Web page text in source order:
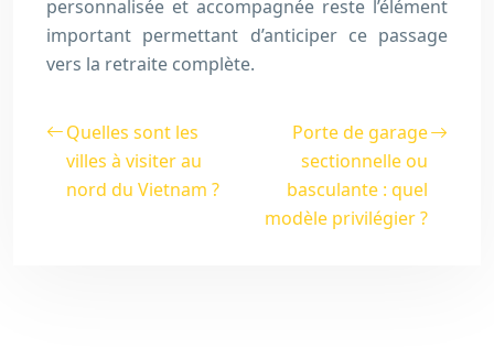
personnalisée et accompagnée reste l’élément
important permettant d’anticiper ce passage
vers la retraite complète.
Quelles sont les
villes à visiter au
nord du Vietnam ?
Porte de garage
sectionnelle ou
basculante : quel
modèle privilégier ?